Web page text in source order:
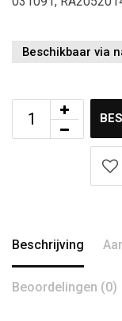
Beschikbaar via
Beschrijving
Beoordelingen (0)